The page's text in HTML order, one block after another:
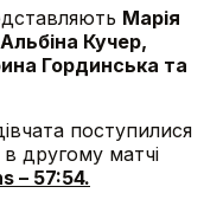
Марія
Кучер,
Гординська та
поступилися
в другому матчі
– 57:54.